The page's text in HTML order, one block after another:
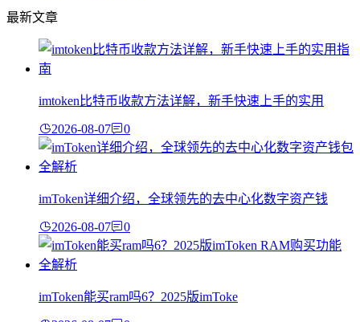
最新文章
imtoken比特币收款方法详解，新手快速上手的实用
2026-08-07 0
imToken详细介绍，全球领先的去中心化数字资产钱
2026-08-07 0
imToken能买ram吗6？2025版imToke